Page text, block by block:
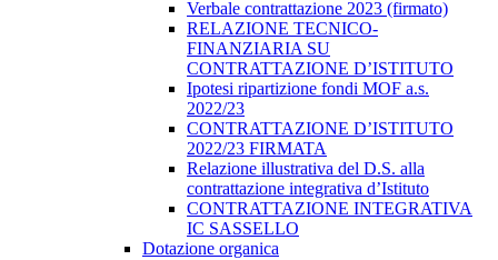
Verbale contrattazione 2023 (firmato)
RELAZIONE TECNICO-
FINANZIARIA SU
CONTRATTAZIONE D’ISTITUTO
Ipotesi ripartizione fondi MOF a.s.
2022/23
CONTRATTAZIONE D’ISTITUTO
2022/23 FIRMATA
Relazione illustrativa del D.S. alla
contrattazione integrativa d’Istituto
CONTRATTAZIONE INTEGRATIVA
IC SASSELLO
Dotazione organica